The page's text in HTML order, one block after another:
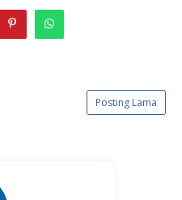
Posting Lama